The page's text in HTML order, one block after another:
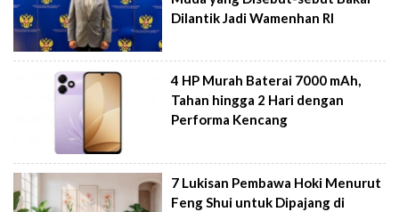
Dilantik Jadi Wamenhan RI
4 HP Murah Baterai 7000 mAh,
Tahan hingga 2 Hari dengan
Performa Kencang
7 Lukisan Pembawa Hoki Menurut
Feng Shui untuk Dipajang di